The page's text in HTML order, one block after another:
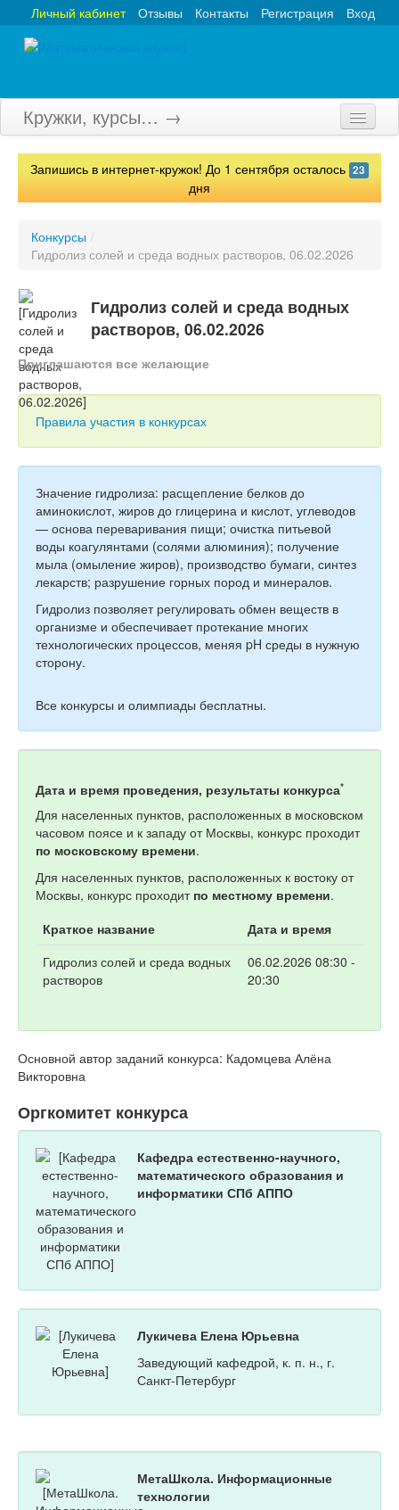
Вход
Регистрация
Контакты
Отзывы
Личный кабинет
Кружки, курсы… →
Главная
Олимпиады
Турниры
Конкурсы
Вебинары
Тесты
Учитель
Запишись в интернет-кружок! До 1 сентября осталось 23
дня
Конкурсы /
Гидролиз солей и среда водных растворов, 06.02.2026
Гидролиз солей и среда водных
растворов, 06.02.2026
Приглашаются все желающие
Правила участия в конкурсах
Значение гидролиза: расщепление белков до
аминокислот, жиров до глицерина и кислот, углеводов
— основа переваривания пищи; очистка питьевой
воды коагулянтами (солями алюминия); получение
мыла (омыление жиров), производство бумаги, синтез
лекарств; разрушение горных пород и минералов.
Гидролиз позволяет регулировать обмен веществ в
организме и обеспечивает протекание многих
технологических процессов, меняя pH среды в нужную
сторону.
Все конкурсы и олимпиады бесплатны.
Дата и время проведения, результаты конкурса*
Для населенных пунктов, расположенных в московском
часовом поясе и к западу от Москвы, конкурс проходит
по московскому времени.
Для населенных пунктов, расположенных к востоку от
Москвы, конкурс проходит по местному времени.
Краткое название
Дата и время
Гидролиз солей и среда водных
растворов
06.02.2026 08:30 -
20:30
Основной автор заданий конкурса: Кадомцева Алёна
Викторовна
Оргкомитет конкурса
Кафедра естественно-научного,
математического образования и
информатики СПб АППО
Лукичева Елена Юрьевна
Заведующий кафедрой, к. п. н., г.
Санкт-Петербург
МетаШкола. Информационные
технологии